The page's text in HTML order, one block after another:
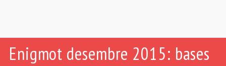
Enigmot desembre 2015: bases